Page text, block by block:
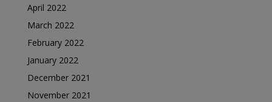
April 2022
March 2022
February 2022
January 2022
December 2021
November 2021